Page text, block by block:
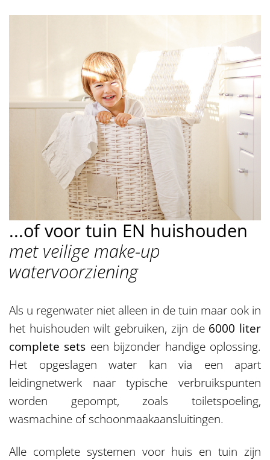
...of voor tuin EN huishouden
met veilige make-up
watervoorziening
Als u regenwater niet alleen in de tuin maar ook in
het huishouden wilt gebruiken, zijn de 6000 liter
complete sets een bijzonder handige oplossing.
Het opgeslagen water kan via een apart
leidingnetwerk naar typische verbruikspunten
worden gepompt, zoals toiletspoeling,
wasmachine of schoonmaakaansluitingen.
Alle complete systemen voor huis en tuin zijn